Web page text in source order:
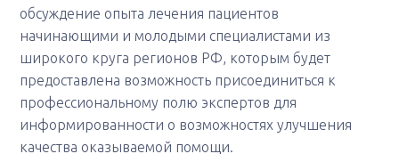
обсуждение опыта лечения пациентов
начинающими и молодыми специалистами из
широкого круга регионов РФ, которым будет
предоставлена возможность присоединиться к
профессиональному полю экспертов для
информированности о возможностях улучшения
качества оказываемой помощи.